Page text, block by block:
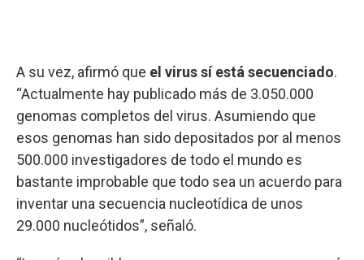
A su vez, afirmó que el virus sí está secuenciado.
“Actualmente hay publicado más de 3.050.000
genomas completos del virus. Asumiendo que
esos genomas han sido depositados por al menos
500.000 investigadores de todo el mundo es
bastante improbable que todo sea un acuerdo para
inventar una secuencia nucleotídica de unos
29.000 nucleótidos”, señaló.